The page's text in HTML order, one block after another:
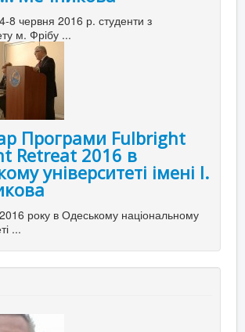
8 червня 2016 р. студенти з
м. Фрібу ...
Програми Fulbright
Retreat 2016 в
університеті імені І.
року в Одеському національному
...